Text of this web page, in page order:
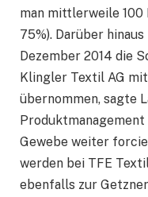
man mittlerweile
75%). Darüber
Dezember 2014 die
Klingler Textil AG
übernommen, sagte
Gewebe weiter
werden bei TFE
ebenfalls zur